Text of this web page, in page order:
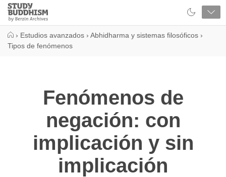
Close
Study
Buddhism
› Estudios avanzados › Abhidharma y sistemas filosóficos ›
Tipos de fenómenos
Fenómenos de
negación: con
implicación y sin
implicación